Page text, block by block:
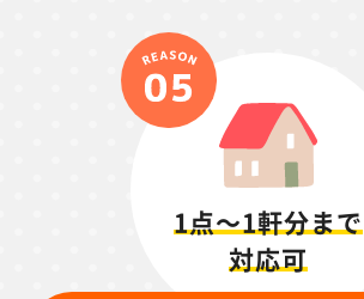
1点～1軒分まで
対応可